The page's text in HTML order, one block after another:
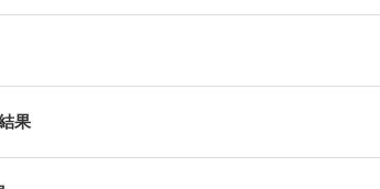
果